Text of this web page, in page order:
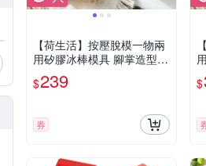
【荷生活】按壓脫模一物兩
用矽膠冰棒模具 腳掌造型帶
防塵密封蓋雪糕模具-3入組
$239
券
$